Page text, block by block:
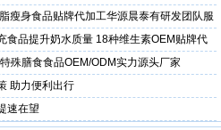
瘦身食品贴牌代加工华源晨泰有研发团队服
食品提升奶水质量 18种维生素OEM贴牌代
殊膳食食品OEM/ODM实力源头厂家
助力便利出行
速在望